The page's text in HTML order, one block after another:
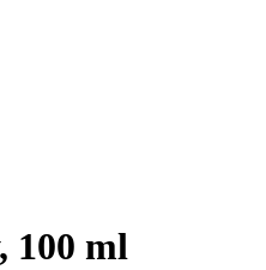
100 ml